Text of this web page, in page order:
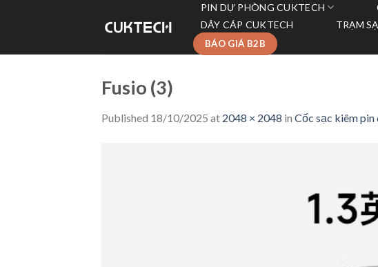
PIN DỰ PHÒNG CUKTECH
DÂY CÁP CUKTECH
TRẠM
BÁO GIÁ B2B
Fusio (3)
Published 18/10/2025 at 2048 × 2048 in Cốc sạc kiêm